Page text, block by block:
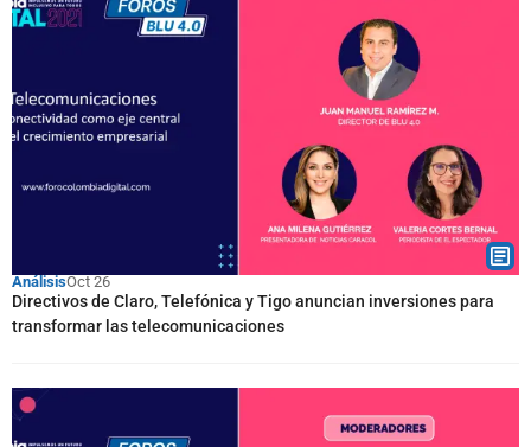
AnálisisOct 26
Directivos de Claro, Telefónica y Tigo anuncian inversiones para
transformar las telecomunicaciones